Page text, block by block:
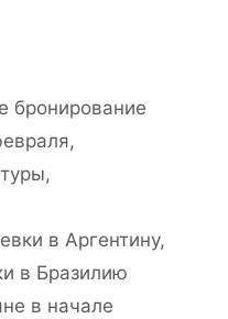
бронирование
,
,
в Аргентину,
в Бразилию
в начале